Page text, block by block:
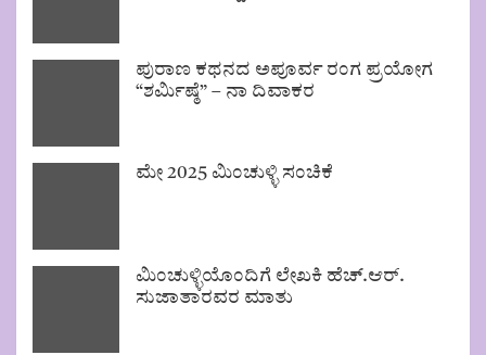
ಪುರಾಣ ಕಥನದ ಅಪೂರ್ವ ರಂಗ ಪ್ರಯೋಗ
“ಶರ್ಮಿಷ್ಠೆ” – ನಾ ದಿವಾಕರ
ಮೇ 2025 ಮಿಂಚುಳ್ಳಿ ಸಂಚಿಕೆ
ಮಿಂಚುಳ್ಳಿಯೊಂದಿಗೆ ಲೇಖಕಿ ಹೆಚ್.ಆರ್.
ಸುಜಾತಾರವರ ಮಾತು